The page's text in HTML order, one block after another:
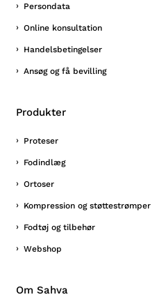
Persondata
Online konsultation
Handelsbetingelser
Ansøg og få bevilling
Produkter
Proteser
Fodindlæg
Ortoser
Kompression og støttestrømper
Fodtøj og tilbehør
Webshop
Om Sahva